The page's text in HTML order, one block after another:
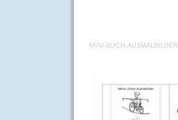
MINI-BUCH-